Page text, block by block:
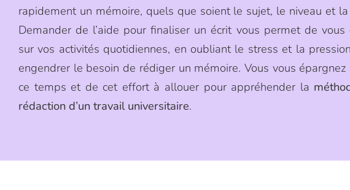
rapidement un mémoire, quels que soient le sujet, le niveau et
Demander de l’aide pour finaliser un écrit vous permet de vous
sur vos activités quotidiennes, en oubliant le stress et la
engendrer le besoin de rédiger un mémoire. Vous vous
ce temps et de cet effort à allouer pour appréhender la
rédaction d’un travail universitaire.